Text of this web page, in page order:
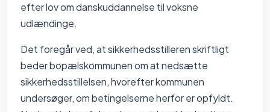
efter lov om danskuddannelse til voksne
udlændinge.
Det foregår ved, at sikkerhedsstilleren skriftligt
beder bopælskommunen om at nedsætte
sikkerhedsstillelsen, hvorefter kommunen
undersøger, om betingelserne herfor er opfyldt.